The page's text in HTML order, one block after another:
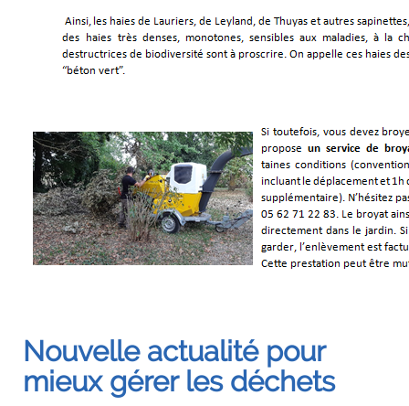
Nouvelle actualité pour
mieux gérer les déchets